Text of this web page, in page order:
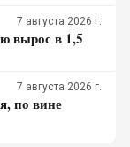
7 августа 2026 г.
вырос в 1,5
7 августа 2026 г.
по вине